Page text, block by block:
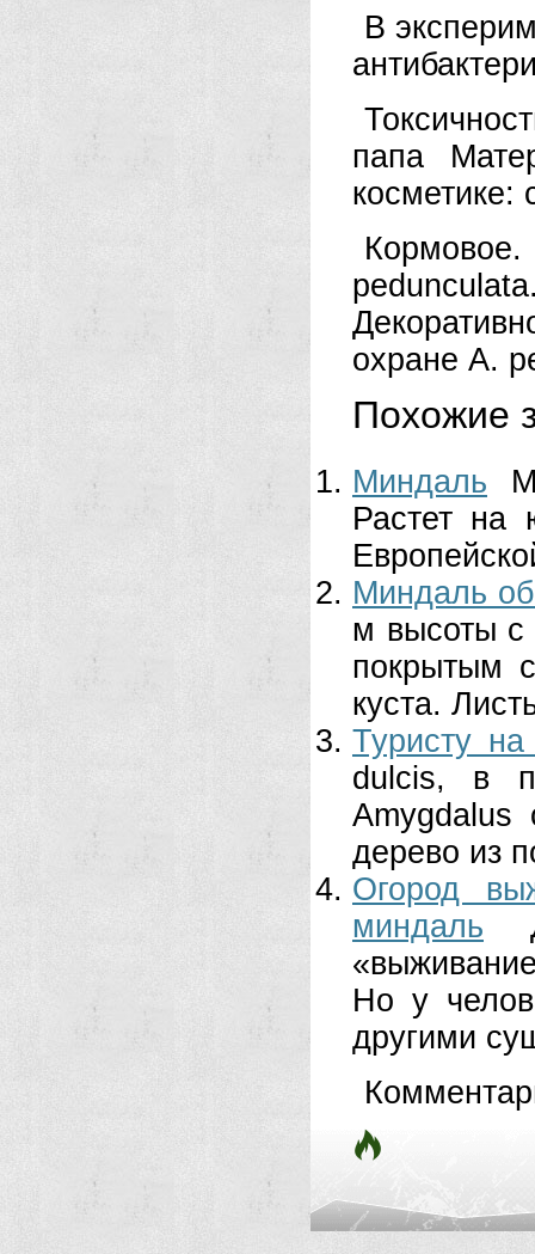
В
папа
охране A.
Похожие
Миндаль
Растет на
Миндаль
м высоты с
покрытым
куста.
Туристу
dulcis, в
Amygdalus
дерево из
Огород
миндаль
Но у
другими